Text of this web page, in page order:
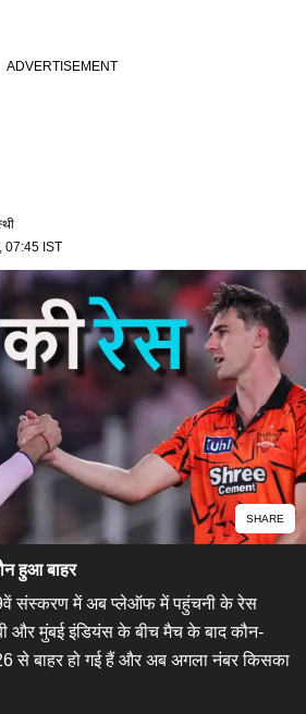
07:45 IST
SHARE
हुआ बाहर
संस्करण में अब प्लेऑफ में पहुंचनी के रेस
और मुंबई इंडियंस के बीच मैच के बाद कौन-
से बाहर हो गई हैं और अब अगला नंबर किसका